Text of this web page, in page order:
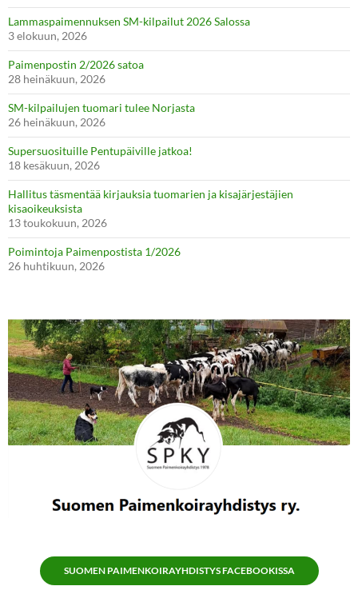
Lammaspaimennuksen SM-kilpailut 2026 Salossa
3 elokuun, 2026
Paimenpostin 2/2026 satoa
28 heinäkuun, 2026
SM-kilpailujen tuomari tulee Norjasta
26 heinäkuun, 2026
Supersuosituille Pentupäiville jatkoa!
18 kesäkuun, 2026
Hallitus täsmentää kirjauksia tuomarien ja kisajärjestäjien
kisaoikeuksista
13 toukokuun, 2026
Poimintoja Paimenpostista 1/2026
26 huhtikuun, 2026
SUOMEN PAIMENKOIRAYHDISTYS FACEBOOKISSA